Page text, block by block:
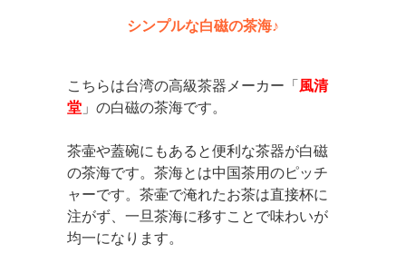
シンプルな白磁の茶海♪
こちらは台湾の高級茶器メーカー「 風清
堂 」の白磁の茶海です。
茶壷や蓋碗にもあると便利な茶器が白磁
の茶海です。茶海とは中国茶用のピッチ
ャーです。茶壷で淹れたお茶は直接杯に
注がず、一旦茶海に移すことで味わいが
均一になります。